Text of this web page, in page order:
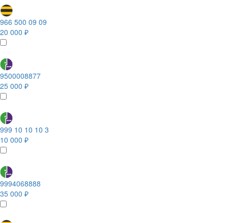
966 500 09 09
20 000 ₽
9500008877
25 000 ₽
999 10 10 10 3
10 000 ₽
9994068888
35 000 ₽